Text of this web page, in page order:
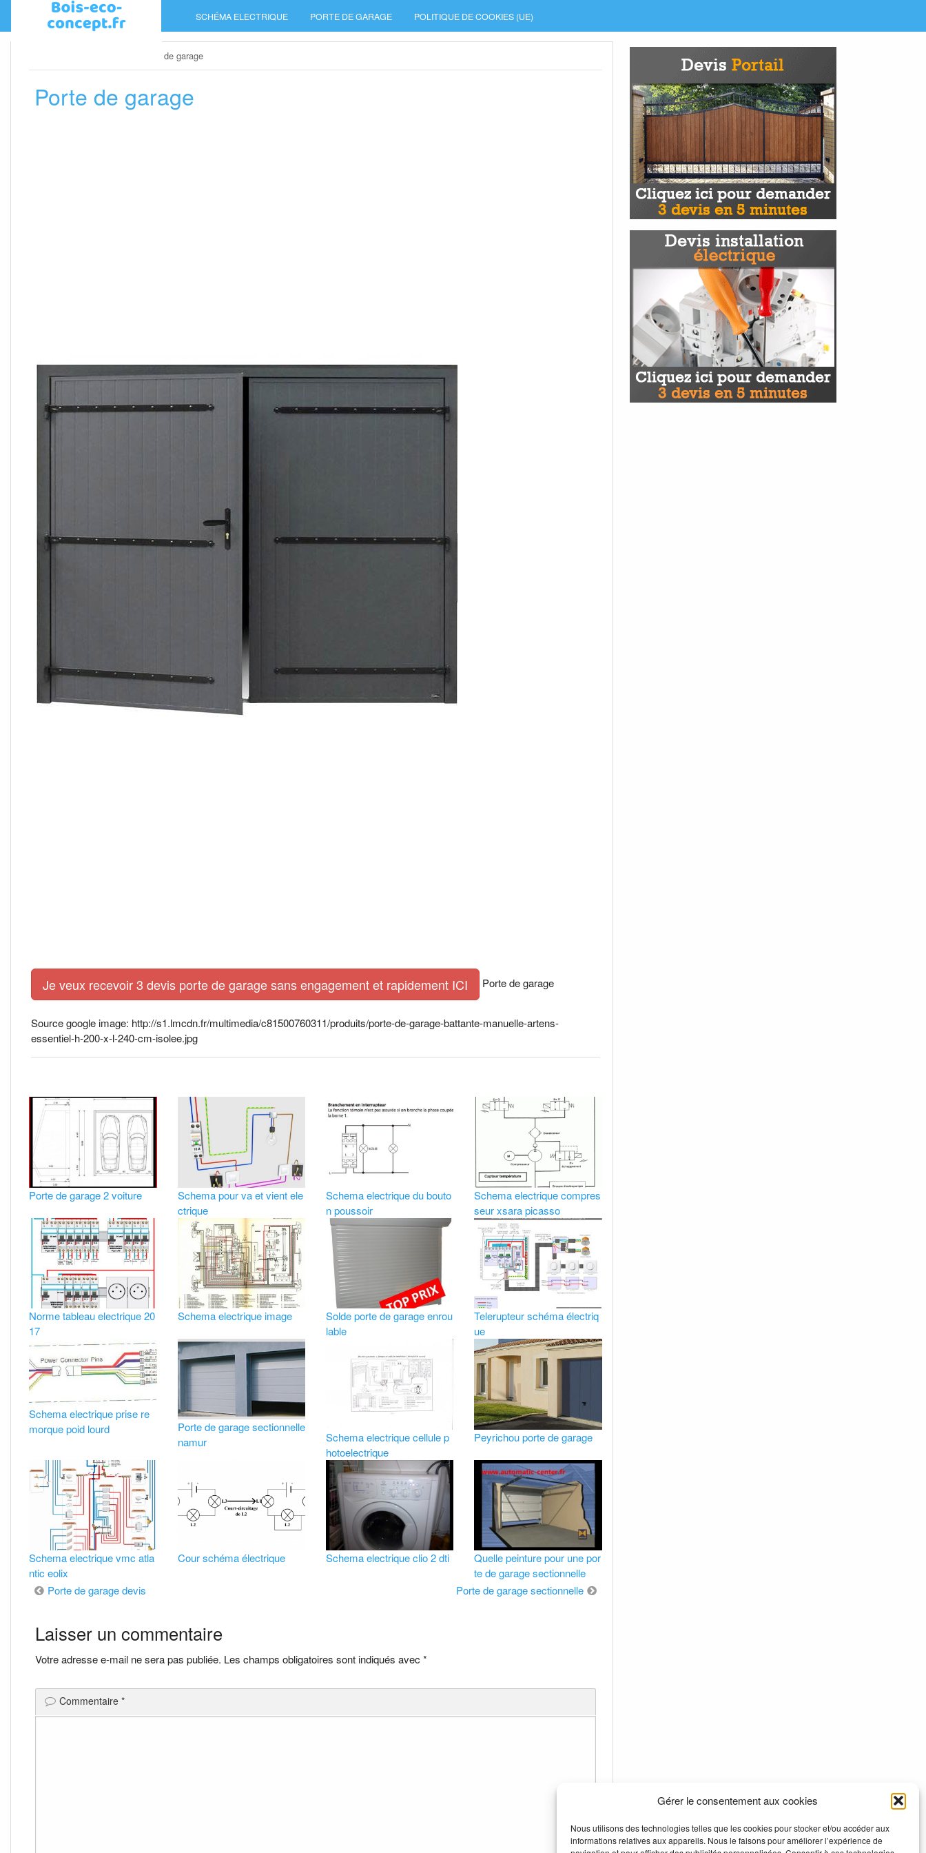
Gérer le consentement aux cookies
Nous utilisons des technologies telles que les cookies pour stocker et/ou accéder aux
informations relatives aux appareils. Nous le faisons pour améliorer l’expérience de
SCHÉMA ELECTRIQUE PORTE DE GARAGE POLITIQUE DE COOKIES (UE)
Porte de garage
Porte de garage
Je veux recevoir 3 devis porte de garage sans engagement et rapidement ICI Porte de garage
Source google image: http://s1.lmcdn.fr/multimedia/c81500760311/produits/porte-de-garage-battante-manuelle-artens-
essentiel-h-200-x-l-240-cm-isolee.jpg
Porte de garage 2 voiture
Schema pour va et vient ele
ctrique
Schema electrique du bouto
n poussoir
Schema electrique compres
seur xsara picasso
Norme tableau electrique 20
17
Schema electrique image
Solde porte de garage enrou
lable
Telerupteur schéma électriq
ue
Schema electrique prise re
morque poid lourd
Porte de garage sectionnelle
namur
Schema electrique cellule p
hotoelectrique
Peyrichou porte de garage
Schema electrique vmc atla
ntic eolix
Cour schéma électrique Schema electrique clio 2 dti
Quelle peinture pour une por
te de garage sectionnelle
Navigation
de
l’article
Porte de garage devis Porte de garage sectionnelle
Laisser un commentaire
Votre adresse e-mail ne sera pas publiée. Les champs obligatoires sont indiqués avec *
Commentaire *